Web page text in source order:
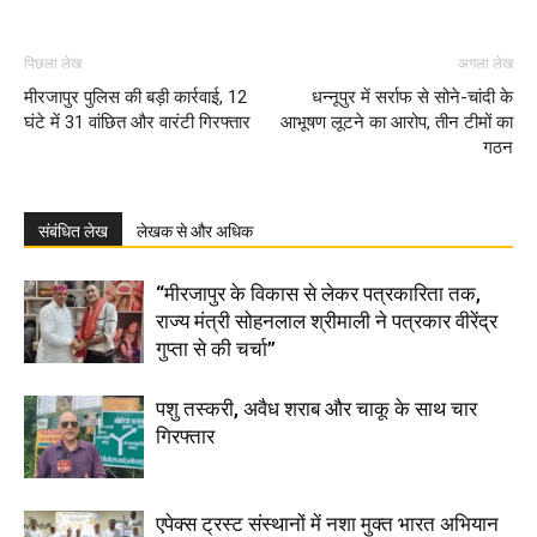
पिछला लेख
मीरजापुर पुलिस की बड़ी कार्रवाई, 12
घंटे में 31 वांछित और वारंटी गिरफ्तार
अगला लेख
धन्नूपुर में सर्राफ से सोने-चांदी के
आभूषण लूटने का आरोप, तीन टीमों का
गठन
संबंधित लेख लेखक से और अधिक
“मीरजापुर के विकास से लेकर पत्रकारिता तक,
राज्य मंत्री सोहनलाल श्रीमाली ने पत्रकार वीरेंद्र
गुप्ता से की चर्चा”
पशु तस्करी, अवैध शराब और चाकू के साथ चार
गिरफ्तार
एपेक्स ट्रस्ट संस्थानों में नशा मुक्त भारत अभियान